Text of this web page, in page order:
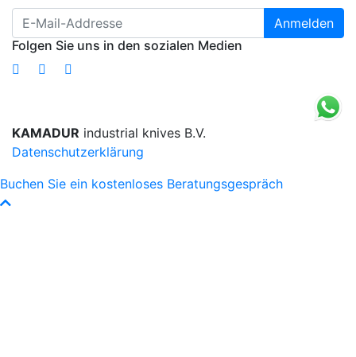
Anmelden
Folgen Sie uns in den sozialen Medien
KAMADUR industrial knives B.V.
Datenschutzerklärung
Buchen Sie ein kostenloses Beratungsgespräch